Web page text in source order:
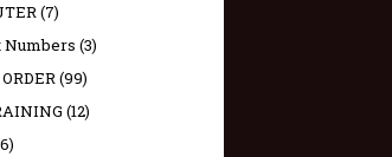
(7)
Numbers (3)
(99)
(12)